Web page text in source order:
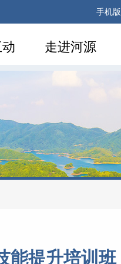
手机版
走进河源
能提升培训班